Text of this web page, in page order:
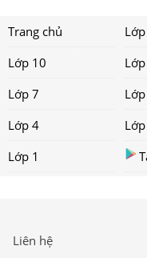
Trang chủ
Lớp 10
Lớp 7
Lớp 4
Lớp 1
Liên hệ